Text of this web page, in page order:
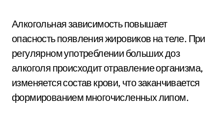
Алкогольная зависимость повышает
опасность появления жировиков на теле. При
регулярном употреблении больших доз
алкоголя происходит отравление организма,
изменяется состав крови, что заканчивается
формированием многочисленных липом.